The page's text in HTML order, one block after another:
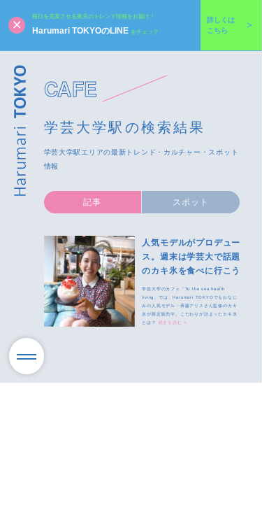
毎日を充実させる東京のトレンド情報をお届け！
Harumari TOKYOのLINE をチェック
詳しくは
こちら
CAFE
学芸大学駅の検索結果
学芸大学駅エリアの最新トレンド・カルチャー・スポット
情報
記事 スポット
人気モデルがプロデュー
ス。週末は学芸大で話題
のカキ氷を食べに行こう
学芸大学のカフェ「To the sea health
living」では、Harumari TOKYOでもおなじ
みの人気モデル・斉藤アリスさん監修のカキ
氷が限定販売中。こだわりが詰まったカキ氷
とは？
続きを読む >